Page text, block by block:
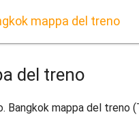
mappa del treno
del treno
Bangkok mappa del treno